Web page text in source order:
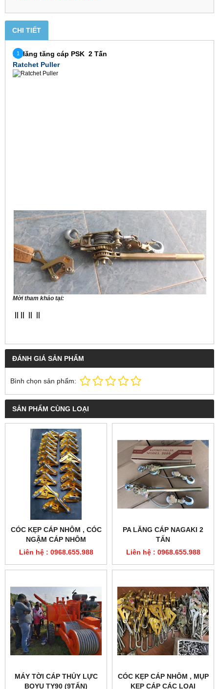
CHI TIẾT
Pa lăng tăng cáp PSK 2 Tấn
Ratchet Puller
Mời tham khảo tại:
|| || || ||
ĐÁNH GIÁ SẢN PHẨM
Bình chọn sản phẩm:
SẢN PHẨM CÙNG LOẠI
CÓC KẸP CÁP NHÔM , CÓC
NGẬM CÁP NHÔM
Liên hệ : 0968.655.988
PA LĂNG CÁP NAGAKI 2
TẤN
Liên hệ : 0968.655.988
MÁY TỜI CÁP THỦY LỰC
BOYU TY90 (9TẤN)
CÓC KẸP CÁP NHÔM , MỤP
KẸP CÁP CÁC LOẠI